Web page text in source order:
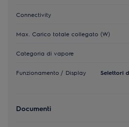
Connectivity
Max. Carico totale collegato (W)
Categoria di vapore
Funzionamento / Display Selettori
Documenti